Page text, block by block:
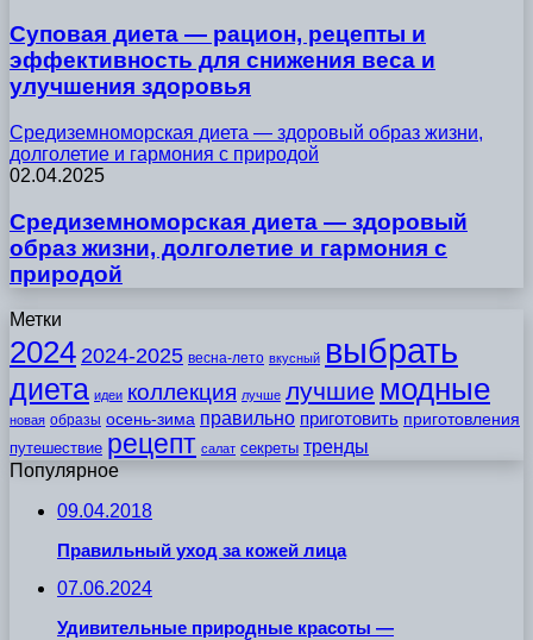
Суповая диета — рацион, рецепты и
эффективность для снижения веса и
улучшения здоровья
Средиземноморская диета — здоровый образ жизни,
долголетие и гармония с природой
02.04.2025
Средиземноморская диета — здоровый
образ жизни, долголетие и гармония с
природой
Метки
2024 2024-2025 весна-лето вкусный выбрать
диета идеи коллекция лучше лучшие модные
новая образы осень-зима правильно приготовить приготовления
путешествие рецепт салат секреты тренды
Популярное
09.04.2018
Правильный уход за кожей лица
07.06.2024
Удивительные природные красоты —